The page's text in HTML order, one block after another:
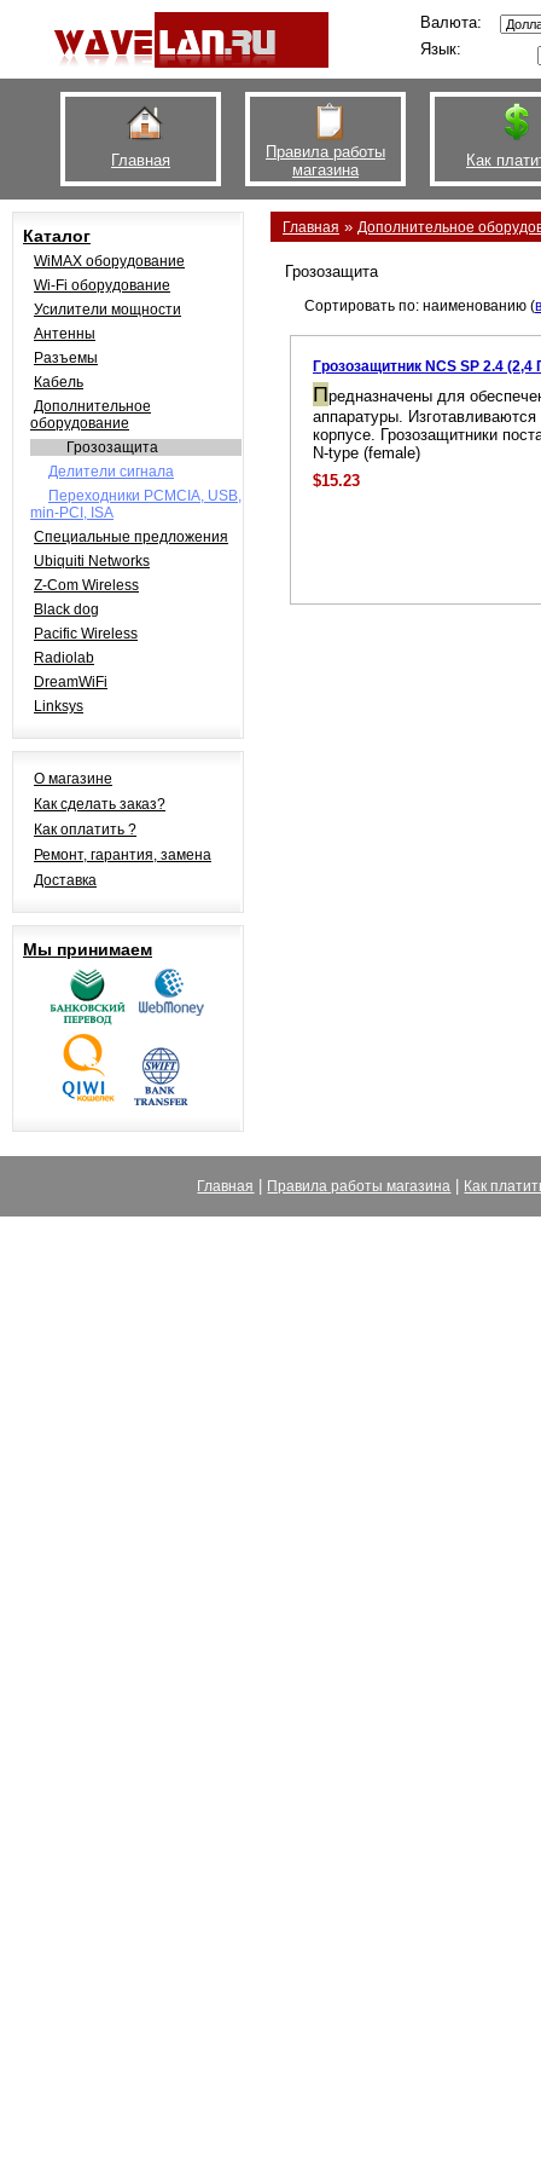
Валюта:
Язык:
Главная
Правила работы
магазина
Как
Каталог
WiMAX оборудование
Wi-Fi оборудование
Усилители мощности
Антенны
Разъемы
Кабель
Дополнительное
оборудование
Грозозащита
Делители сигнала
Переходники PCMCIA, USB,
min-PCI, ISA
Специальные предложения
Ubiquiti Networks
Z-Com Wireless
Black dog
Pacific Wireless
Radiolab
DreamWiFi
Linksys
О магазине
Как сделать заказ?
Как оплатить ?
Ремонт, гарантия, замена
Доставка
Мы принимаем
Главная » Дополнительное
Грозозащита
Сортировать по: наименованию (
Грозозащитник NCS SP 2.4 (2,4
Предназначены для
аппаратуры.
корпусе. Грозозащитники
N-type (female)
$15.23
Главная Правила работы магазина Как